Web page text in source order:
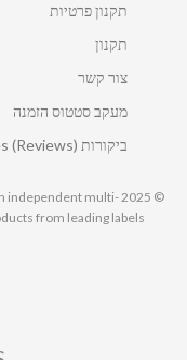
תקנון פרטיות
תקנון
צור קשר
מעקב סטטוס הזמנה
ביקורות MallShoes (Reviews)
an independent multi-
from leading labels.